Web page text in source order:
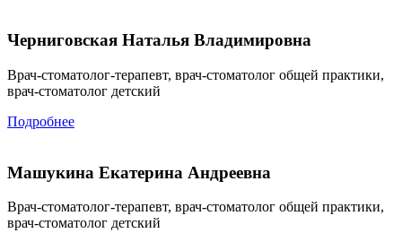
Черниговская Наталья Владимировна
Врач-стоматолог-терапевт, врач-стоматолог общей практики,
врач-стоматолог детский
Подробнее
Машукина Екатерина Андреевна
Врач-стоматолог-терапевт, врач-стоматолог общей практики,
врач-стоматолог детский